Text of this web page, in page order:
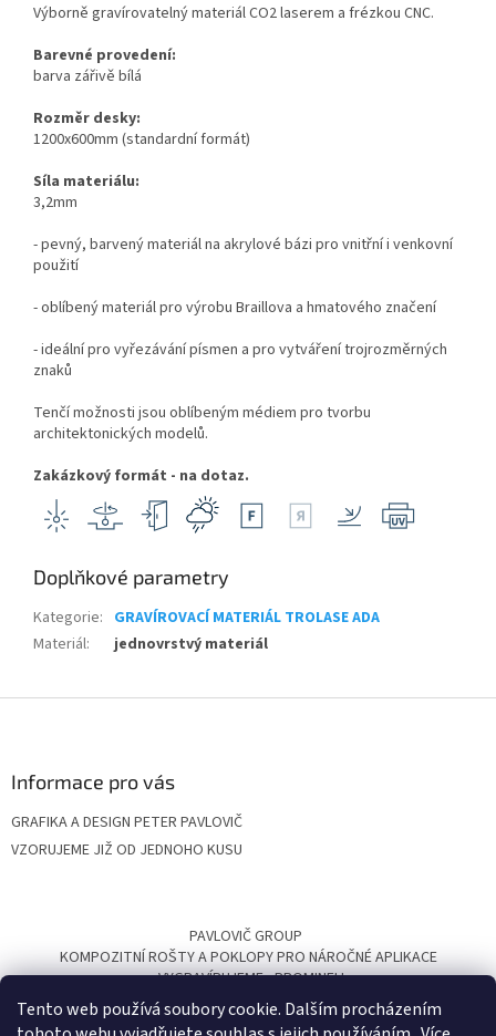
Tento web používá soubory cookie. Dalším procházením
Výborně gravírovatelný materiál CO2 laserem a frézkou CNC.
Barevné provedení:
barva zářivě bílá
Rozměr desky:
1200x600mm (standardní formát)
Síla materiálu:
3,2mm
- pevný, barvený materiál na akrylové bázi pro vnitřní i venkovní
použití
- oblíbený materiál pro výrobu Braillova a hmatového značení
- ideální pro vyřezávání písmen a pro vytváření trojrozměrných
znaků
Tenčí možnosti jsou oblíbeným médiem pro tvorbu
architektonických modelů.
Zakázkový formát - na dotaz.
Doplňkové parametry
Kategorie: GRAVÍROVACÍ MATERIÁL TROLASE ADA
Materiál: jednovrstvý materiál
Informace pro vás
GRAFIKA A DESIGN PETER PAVLOVIČ
VZORUJEME JIŽ OD JEDNOHO KUSU
PAVLOVIČ GROUP
KOMPOZITNÍ ROŠTY A POKLOPY PRO NÁROČNÉ APLIKACE
VYGRAVÍRUJEME PROMINELI